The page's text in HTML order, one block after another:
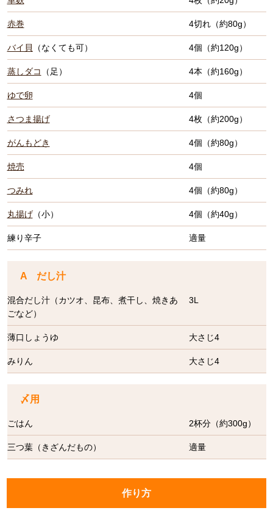
赤巻 4切れ（約80g）
バイ貝 （なくても可） 4個（約120g）
蒸しダコ （足） 4本（約160g）
ゆで卵 4個
さつま揚げ 4枚（約200g）
がんもどき 4個（約80g）
焼売 4個
つみれ 4個（約80g）
丸揚げ（小） 4個（約40g）
練り辛子 適量
A だし汁
混合だし汁（カツオ、昆布、煮干し、焼きあ
ごなど）
3L
薄口しょうゆ 大さじ4
みりん 大さじ4
〆用
ごはん 2杯分（約300g）
三つ葉（きざんだもの） 適量
作り方